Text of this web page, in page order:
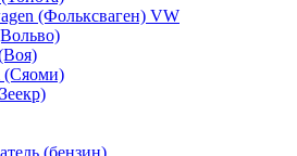
(Фольксваген) VW
(Сяоми)
(бензин)